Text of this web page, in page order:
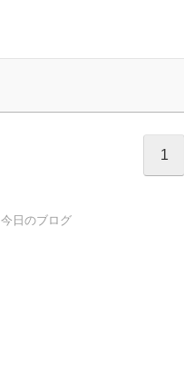
1
今日のブログ